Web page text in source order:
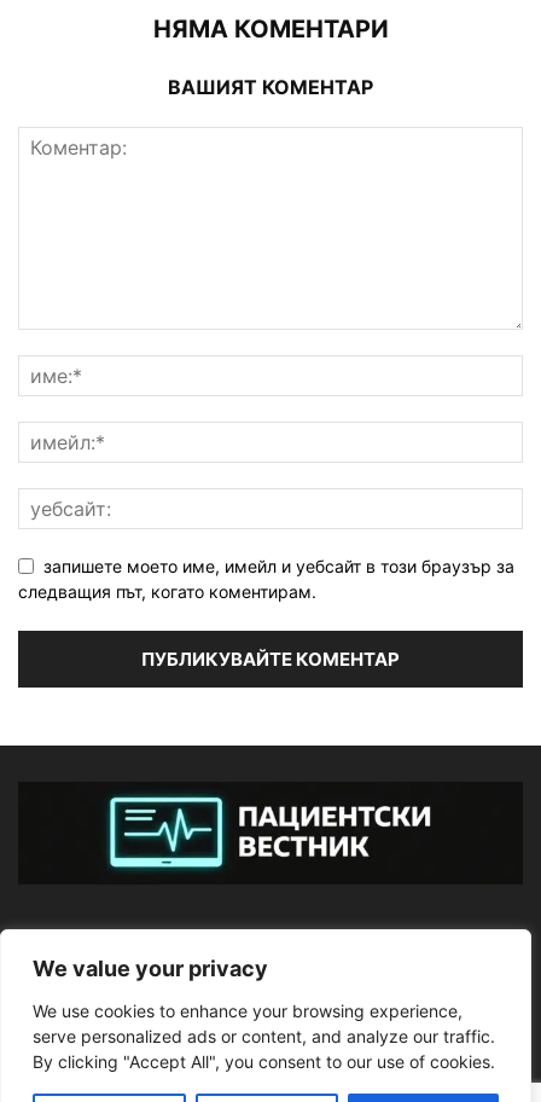
We value your privacy
We use cookies to enhance your browsing experience,
serve personalized ads or content, and analyze our traffic.
By clicking "Accept All", you consent to our use of cookies.
НЯМА КОМЕНТАРИ
ВАШИЯТ КОМЕНТАР
запишете моето име, имейл и уебсайт в този браузър за
следващия път, когато коментирам.
ПОСЛЕДВАЙТЕ НИ